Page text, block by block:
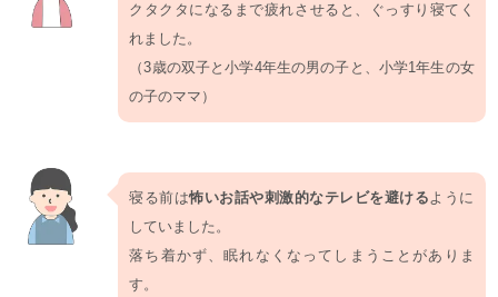
クタクタになるまで疲れさせると、ぐっすり寝てく
れました。
（3歳の双子と小学4年生の男の子と、小学1年生の女
の子のママ）
寝る前は怖いお話や刺激的なテレビを避けるように
していました。
落ち着かず、眠れなくなってしまうことがありま
す。